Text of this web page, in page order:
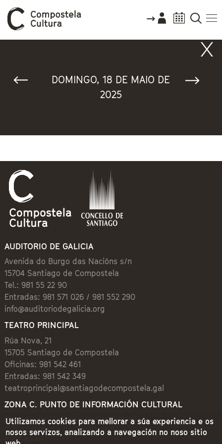
DOMINGO, 18 DE MAIO DE
2025
AUDITORIO DE GALICIA
Avenida do Burgo das Nacións s/n
15704 Santiago de Compostela
Tel.: 981 55 22 90
Entradas: 981 571 026 / 981 552 290
info@auditoriodegalicia.org
TEATRO PRINCIPAL
Rúa Nova, 21
15705 Santiago de Compostela
Oficinas: 981 542 461
Entradas: 981 542 349
teatroprincipal@santiagodecompostela.gal
ZONA C. PUNTO DE INFORMACIÓN CULTURAL
Preguntoiro, 1 (Praza de Cervantes)
15704 Santiago de Compostela
981 542 462
Utilizamos cookies para mellorar a súa experiencia e os
nosos servizos, analizando a navegación no noso sitio